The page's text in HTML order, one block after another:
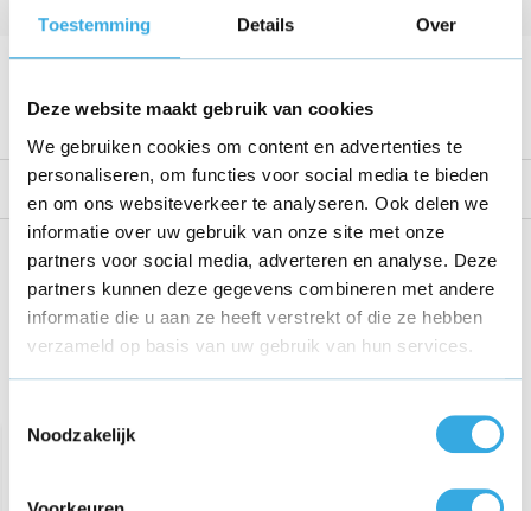
Toestemming Details Over
Deze website maakt gebruik van cookies
We gebruiken cookies om content en advertenties te
personaliseren, om functies voor social media te bieden
en om ons websiteverkeer te analyseren. Ook delen we
informatie over uw gebruik van onze site met onze
partners voor social media, adverteren en analyse. Deze
partners kunnen deze gegevens combineren met andere
informatie die u aan ze heeft verstrekt of die ze hebben
verzameld op basis van uw gebruik van hun services.
Noodzakelijk
Voltage 18 V
Bekijk alle specificaties
Reviews
Share this product!